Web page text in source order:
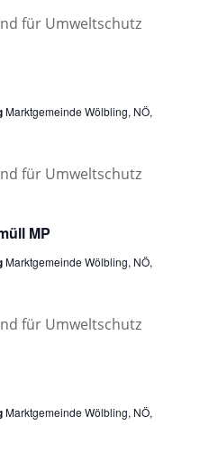
Marktgemeinde Wölbling, NÖ,
MP
Marktgemeinde Wölbling, NÖ,
Marktgemeinde Wölbling, NÖ,